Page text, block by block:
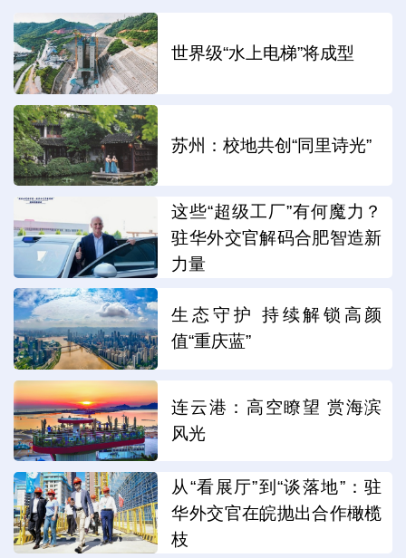
世界级“水上电梯”将成型
苏州：校地共创“同里诗光”
这些“超级工厂”有何魔力？
驻华外交官解码合肥智造新
力量
生态守护 持续解锁高颜
值“重庆蓝”
连云港：高空瞭望 赏海滨
风光
从“看展厅”到“谈落地”：驻
华外交官在皖抛出合作橄榄
枝